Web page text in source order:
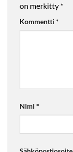
on merkitty *
Kommentti *
Nimi *